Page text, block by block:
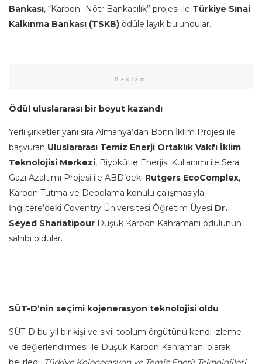
Bankası, “Karbon- Nötr Bankacılık” projesi ile Türkiye Sınai
Kalkınma Bankası (TSKB) ödüle layık bulundular.
Reklam
Ödül uluslararası bir boyut kazandı
Yerli şirketler yanı sıra Almanya’dan Bonn İklim Projesi ile
başvuran Uluslararası Temiz Enerji Ortaklık Vakfı İklim
Teknolojisi Merkezi, Biyokütle Enerjisi Kullanımı ile Sera
Gazı Azaltımı Projesi ile ABD’deki Rutgers EcoComplex,
Karbon Tutma ve Depolama konulu çalışmasıyla
İngiltere’deki Coventry Üniversitesi Öğretim Üyesi Dr.
Seyed Shariatipour Düşük Karbon Kahramanı ödülünün
sahibi oldular.
SÜT-D’nin seçimi kojenerasyon teknolojisi oldu
SÜT-D bu yıl bir kişi ve sivil toplum örgütünü kendi izleme
ve değerlendirmesi ile Düşük Karbon Kahramanı olarak